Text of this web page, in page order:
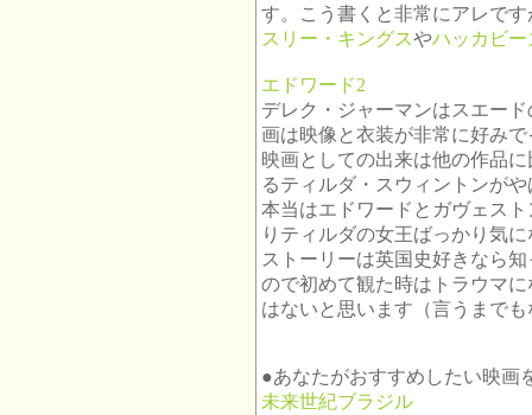
す。こう書くと非常にアレで
スリー・キングスやハッカビー
エドワード2
デレク・ジャーマンはスエー
画は映像と衣装が非常に好み
映画としての出来は他の作品
るティルダ・スウィントンが
本当はエドワードとガヴェス
りティルダの女王ばっかり気
ストーリーは英国史好きなら
ので初めて観た時はトラウマ
はないと思います（言うまで
●あなたがおすすめしたい映画
未来世紀ブラジル